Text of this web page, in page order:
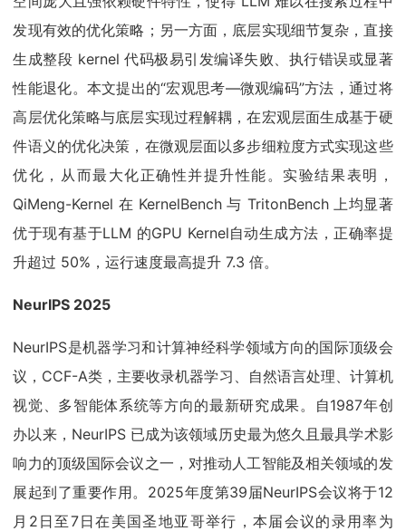
发现有效的优化策略；另一方面，底层实现细节复杂，直接
生成整段 kernel 代码极易引发编译失败、执行错误或显著
性能退化。本文提出的“宏观思考—微观编码”方法，通过将
高层优化策略与底层实现过程解耦，在宏观层面生成基于硬
件语义的优化决策，在微观层面以多步细粒度方式实现这些
优化，从而最大化正确性并提升性能。实验结果表明，
QiMeng-Kernel 在 KernelBench 与 TritonBench 上均显著
优于现有基于LLM 的GPU Kernel自动生成方法，正确率提
升超过 50%，运行速度最高提升 7.3 倍。
NeurIPS 2025
NeurIPS是机器学习和计算神经科学领域方向的国际顶级会
议，CCF-A类，主要收录机器学习、自然语言处理、计算机
视觉、多智能体系统等方向的最新研究成果。自1987年创
办以来，NeurIPS 已成为该领域历史最为悠久且最具学术影
响力的顶级国际会议之一，对推动人工智能及相关领域的发
展起到了重要作用。2025年度第39届NeurIPS会议将于12
月2日至7日在美国圣地亚哥举行，本届会议的录用率为